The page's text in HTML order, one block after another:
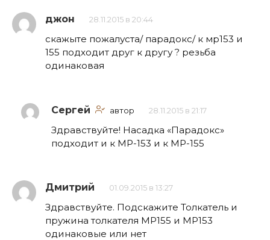
джон 28.11.2015 в 20:44
скажыте пожалуста/ парадокс/ к мр153 и
155 подходит друг к другу ? резьба
одинаковая
Сергей автор 28.11.2015 в 21:17
Здравствуйте! Насадка «Парадокс»
подходит и к МР-153 и к МР-155
Дмитрий 01.09.2015 в 13:27
Здравствуйте. Подскажите Толкатель и
пружина толкателя МР155 и МР153
одинаковые или нет